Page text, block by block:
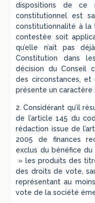
dispositions de ce
constitutionnel est
constitutionnalité à la
contestée soit
qu’elle n’ait pas
Constitution dans
décision du Conseil
des circonstances,
présente un caractère
2. Considérant qu’il
de l’article 145 du
rédaction issue de
2005 de finances
exclus du bénéfice
» les produits des
des droits de vote,
représentant au
vote de la société